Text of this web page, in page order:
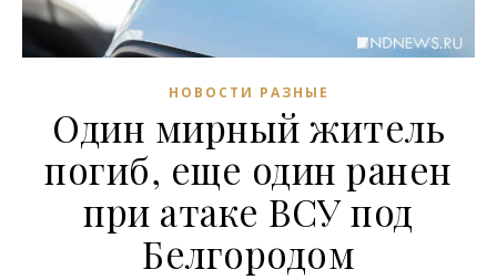
НОВОСТИ РАЗНЫЕ
Один мирный житель
погиб, еще один ранен
при атаке ВСУ под
Белгородом